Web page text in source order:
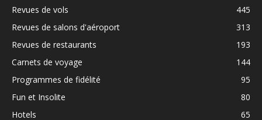
Revues de vols
445
Revues de salons d'aéroport
313
Revues de restaurants
193
Carnets de voyage
144
Programmes de fidélité
95
Fun et Insolite
80
Hotels
65